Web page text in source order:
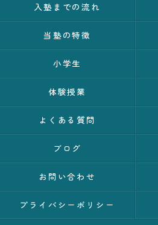
入塾までの流れ
当塾の特徴
小学生
体験授業
よくある質問
ブログ
お問い合わせ
プライバシーポリシー